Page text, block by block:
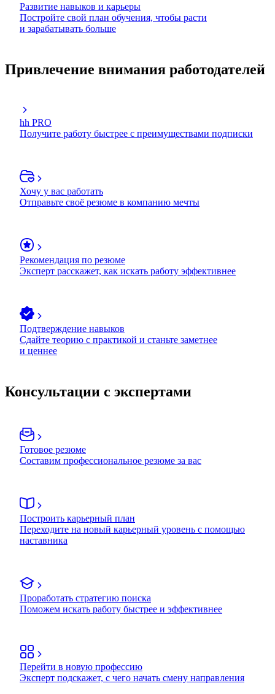
Развитие навыков и карьеры
Постройте свой план обучения, чтобы расти
и зарабатывать больше
Привлечение внимания работодателей
hh PRO
Получите работу быстрее с преимуществами подписки
Хочу у вас работать
Отправьте своё резюме в компанию мечты
Рекомендация по резюме
Эксперт расскажет, как искать работу эффективнее
Подтверждение навыков
Сдайте теорию с практикой и станьте заметнее
и ценнее
Консультации с экспертами
Готовое резюме
Составим профессиональное резюме за вас
Построить карьерный план
Переходите на новый карьерный уровень с помощью
наставника
Проработать стратегию поиска
Поможем искать работу быстрее и эффективнее
Перейти в новую профессию
Эксперт подскажет, с чего начать смену направления